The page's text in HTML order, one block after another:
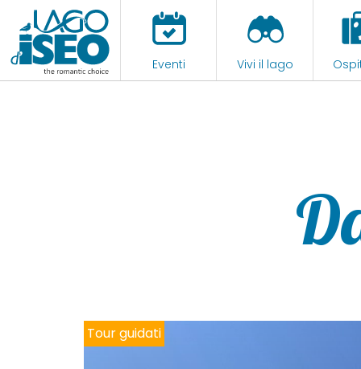
Eventi Vivi il lago
Noleggio imbarcazioni e tour